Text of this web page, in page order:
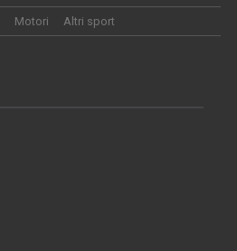
Motori Altri sport